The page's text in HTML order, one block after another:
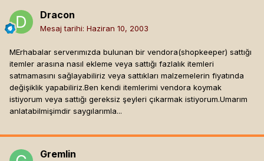
Dracon
Mesaj tarihi: Haziran 10, 2003
MErhabalar serverımızda bulunan bir vendora(shopkeeper) sattığı
itemler arasına nasıl ekleme veya sattığı fazlalık itemleri
satmamasını sağlayabiliriz veya sattıkları malzemelerin fiyatında
değişiklik yapabiliriz.Ben kendi itemlerimi vendora koymak
istiyorum veya sattığı gereksiz şeyleri çıkarmak istiyorum.Umarım
anlatabilmişimdir saygılarımla...
Gremlin